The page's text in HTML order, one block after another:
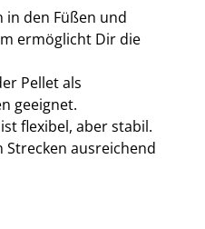
den Füßen und
ermöglicht Dir die
Pellet als
geeignet.
flexibel, aber stabil.
Strecken ausreichend